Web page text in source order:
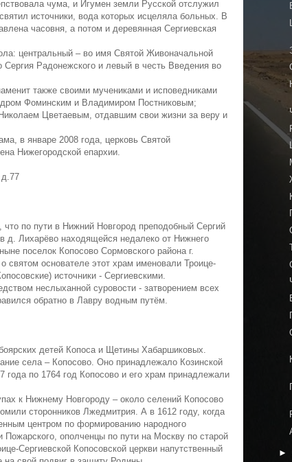
чума, и Игумен земли Русской отслужил
источники, вода которых исцеляла больных. В
часовня, а потом и деревянная Сергиевская
центральный – во имя Святой Живоначальной
Радонежского и левый в честь Введения во
также своими мучениками и исповедниками
Фоминским и Владимиром Постниковым;
Цветаевым, отдавшим свои жизни за веру и
в январе 2008 года, церковь Святой
Нижегородской епархии.
что по пути в Нижний Новгород преподобный Сергий
д. Лихарёво находящейся недалеко от Нижнего
поселок Копосово Сормовского района г.
святом основателе этот храм именовали Троице-
источники - Сергиевскими.
неслыханной суровости - затворением всех
обратно в Лавру водным путём.
детей Копоса и Щетины Хабаршиковых.
села – Копосово. Оно принадлежало Козинской
года по 1764 год Копосово и его храм принадлежали
к Нижнему Новгороду – около селений Копосово
сторонников Лжедмитрия. А в 1612 году, когда
центром по формированию народного
ополченцы по пути на Москву по старой
Сергиевской Копосовской церкви напутственный
►